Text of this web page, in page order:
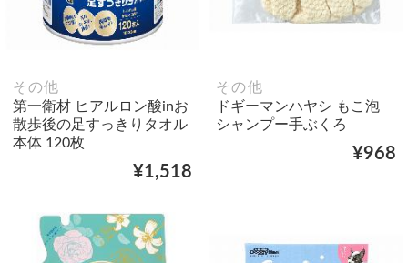
その他
第一衛材 ヒアルロン酸inお
散歩後の足すっきりタオル
本体 120枚
¥1,518
その他
ドギーマンハヤシ もこ泡
シャンプー手ぶくろ
¥968